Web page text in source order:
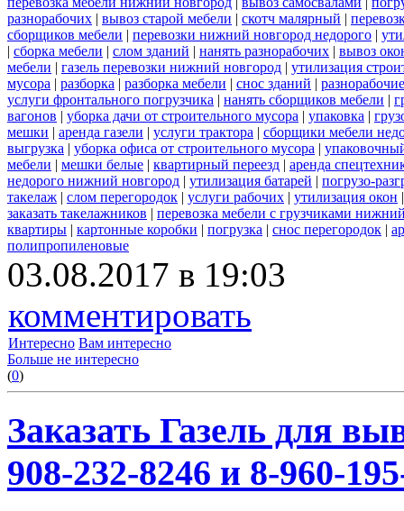
разнорабочих | вывоз старой мебели | скотч малярный |
сборщиков мебели | перевозки нижний новгород недорого |
| сборка мебели | слом зданий | нанять разнорабочих | вывоз
мебели | газель перевозки нижний новгород | утилизация
мусора | разборка | разборка мебели | снос зданий |
услуги фронтального погрузчика | нанять сборщиков мебели |
вагонов | уборка дачи от строительного мусора | упаковка |
мешки | аренда газели | услуги трактора | сборщики мебели
выгрузка | уборка офиса от строительного мусора |
мебели | мешки белые | квартирный переезд | аренда
недорого нижний новгород | утилизация батарей | погрузо-
такелаж | слом перегородок | услуги рабочих | утилизация окон
заказать такелажников | перевозка мебели с грузчиками
квартиры | картонные коробки | погрузка | снос перегородок |
полипропиленовые
03.08.2017 в 19:03
комментировать
Интересно Вам интересно
Больше не интересно
(0)
Заказать Газель для
908-232-8246 и 8-960-